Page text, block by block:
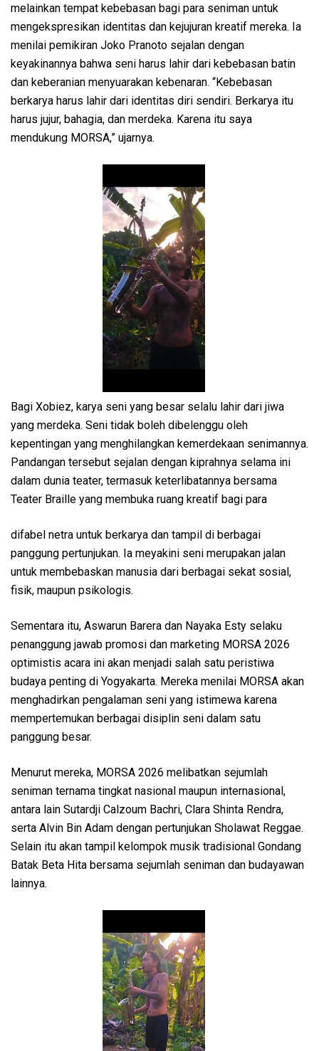
melainkan tempat kebebasan bagi para seniman untuk
mengekspresikan identitas dan kejujuran kreatif mereka. Ia
menilai pemikiran Joko Pranoto sejalan dengan
keyakinannya bahwa seni harus lahir dari kebebasan batin
dan keberanian menyuarakan kebenaran. “Kebebasan
berkarya harus lahir dari identitas diri sendiri. Berkarya itu
harus jujur, bahagia, dan merdeka. Karena itu saya
mendukung MORSA,” ujarnya.
Bagi Xobiez, karya seni yang besar selalu lahir dari jiwa
yang merdeka. Seni tidak boleh dibelenggu oleh
kepentingan yang menghilangkan kemerdekaan senimannya.
Pandangan tersebut sejalan dengan kiprahnya selama ini
dalam dunia teater, termasuk keterlibatannya bersama
Teater Braille yang membuka ruang kreatif bagi para
difabel netra untuk berkarya dan tampil di berbagai
panggung pertunjukan. Ia meyakini seni merupakan jalan
untuk membebaskan manusia dari berbagai sekat sosial,
fisik, maupun psikologis.
Sementara itu, Aswarun Barera dan Nayaka Esty selaku
penanggung jawab promosi dan marketing MORSA 2026
optimistis acara ini akan menjadi salah satu peristiwa
budaya penting di Yogyakarta. Mereka menilai MORSA akan
menghadirkan pengalaman seni yang istimewa karena
mempertemukan berbagai disiplin seni dalam satu
panggung besar.
Menurut mereka, MORSA 2026 melibatkan sejumlah
seniman ternama tingkat nasional maupun internasional,
antara lain Sutardji Calzoum Bachri, Clara Shinta Rendra,
serta Alvin Bin Adam dengan pertunjukan Sholawat Reggae.
Selain itu akan tampil kelompok musik tradisional Gondang
Batak Beta Hita bersama sejumlah seniman dan budayawan
lainnya.